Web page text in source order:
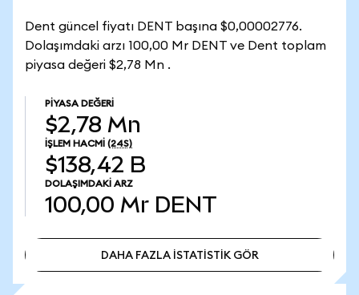
Dent güncel fiyatı DENT başına $0,00002776.
Dolaşımdaki arzı 100,00 Mr DENT ve Dent toplam
piyasa değeri $2,78 Mn .
PIYASA DEĞERI
$2,78 Mn
İŞLEM HACMI (24S)
$138,42 B
DOLAŞIMDAKI ARZ
100,00 Mr DENT
DAHA FAZLA İSTATİSTİK GÖR